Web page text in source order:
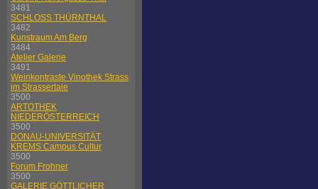
3481
SCHLOSS THÜRNTHAL
3482
Kunstraum Am Berg
3484
Atelier Galerie
3491
Weinkontraste Vinothek Strass
im Strassertale
3500
ARTOTHEK
NIEDERÖSTERREICH
3500
DONAU-UNIVERSITÄT
KREMS Campus Cultur
3500
Forum Frohner
3500
GALERIE GÖTTLICHER